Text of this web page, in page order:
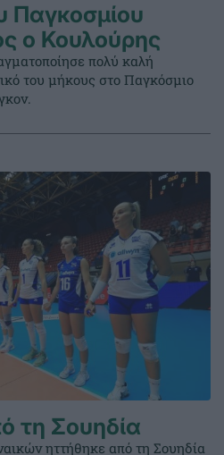
Παγκοσμίου
ο Κουλούρης
πολύ καλή
του μήκους στο Παγκόσμιο
τη Σουηδία
ηττήθηκε από τη Σουηδία